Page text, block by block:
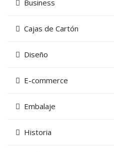
Business
Cajas de Cartón
Diseño
E-commerce
Embalaje
Historia